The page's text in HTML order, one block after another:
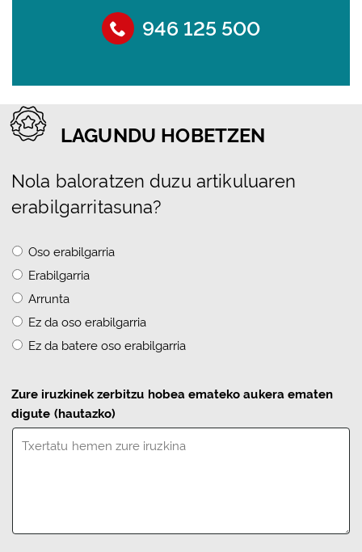
946 125 500
LAGUNDU HOBETZEN
Nola baloratzen duzu artikuluaren
erabilgarritasuna?
Oso erabilgarria
Erabilgarria
Arrunta
Ez da oso erabilgarria
Ez da batere oso erabilgarria
Zure iruzkinek zerbitzu hobea emateko aukera ematen
digute (hautazko)